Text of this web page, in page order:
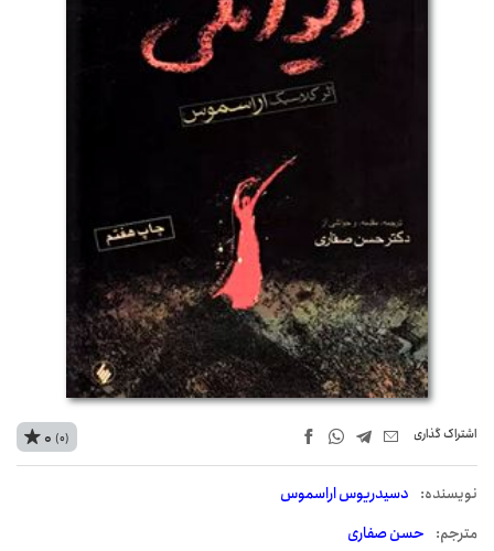
اشتراک‌ گذاری
نويسنده: دسیدریوس اراسموس
مترجم: حسن صفاری
0 (0)